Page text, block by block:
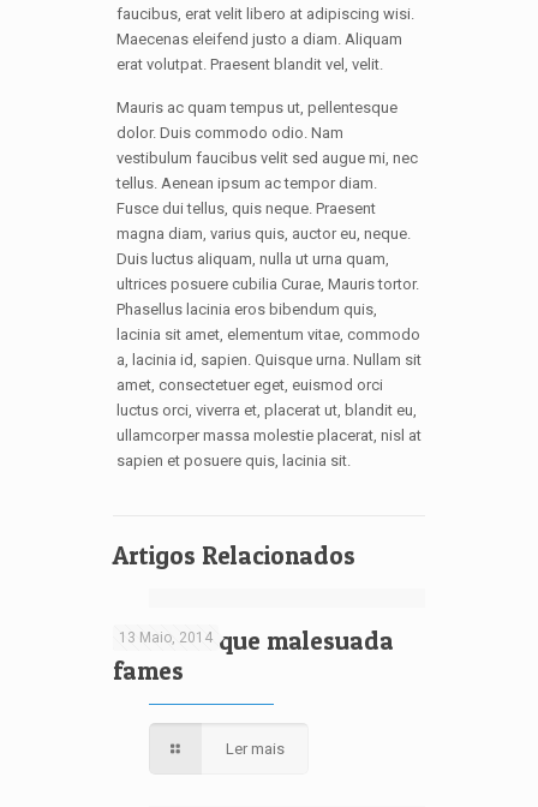
faucibus, erat velit libero at adipiscing wisi.
Maecenas eleifend justo a diam. Aliquam
erat volutpat. Praesent blandit vel, velit.
Mauris ac quam tempus ut, pellentesque
dolor. Duis commodo odio. Nam
vestibulum faucibus velit sed augue mi, nec
tellus. Aenean ipsum ac tempor diam.
Fusce dui tellus, quis neque. Praesent
magna diam, varius quis, auctor eu, neque.
Duis luctus aliquam, nulla ut urna quam,
ultrices posuere cubilia Curae, Mauris tortor.
Phasellus lacinia eros bibendum quis,
lacinia sit amet, elementum vitae, commodo
a, lacinia id, sapien. Quisque urna. Nullam sit
amet, consectetuer eget, euismod orci
luctus orci, viverra et, placerat ut, blandit eu,
ullamcorper massa molestie placerat, nisl at
sapien et posuere quis, lacinia sit.
Artigos Relacionados
13 Maio, 2014
Pellentesque malesuada
fames
Ler mais